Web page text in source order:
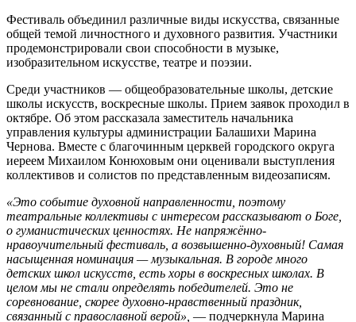
Фестиваль объединил различные виды искусства, связанные
общей темой личностного и духовного развития. Участники
продемонстрировали свои способности в музыке,
изобразительном искусстве, театре и поэзии.
Среди участников — общеобразовательные школы, детские
школы искусств, воскресные школы. Прием заявок проходил в
октябре. Об этом рассказала заместитель начальника
управления культуры администрации Балашихи Марина
Чернова. Вместе с благочинным церквей городского округа
иереем Михаилом Конюховым они оценивали выступления
коллективов и солистов по представленным видеозаписям.
«Это событие духовной направленности, поэтому
театральные коллективы с интересом рассказывают о Боге,
о гуманистических ценностях. Не напряжённо-
нравоучительный фестиваль, а возвышенно-духовный! Самая
насыщенная номинация — музыкальная. В городе много
детских школ искусств, есть хоры в воскресных школах. В
целом мы не стали определять победителей. Это не
соревнование, скорее духовно-нравственный праздник,
связанный с православной верой», — подчеркнула Марина